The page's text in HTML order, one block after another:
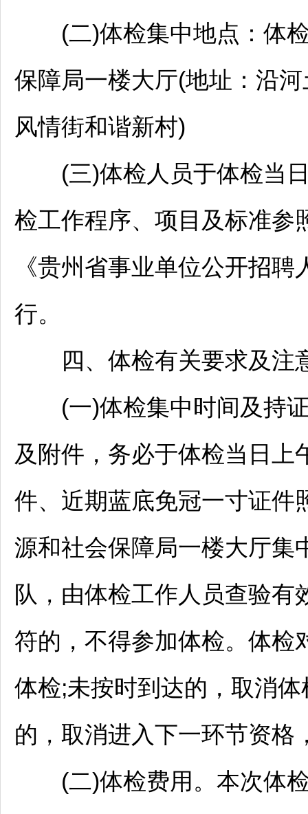
(二)体检集中地点：体
保障局一楼大厅(地址： 沿河
风情街和谐新村)
(三)体检人员于体检当日
检工作程序、项目及标准参
《贵州省事业单位公开招聘
行。
四、体检有关要求及注
(一)体检集中时间及持证
及附件，务必于体检当日上
件、近期蓝底免冠一寸证件
源和社会保障局一楼大厅集
队，由体检工作人员查验有
符的，不得参加体检。体检
体检;未按时到达的，取消
的，取消进入下一环节资格
(二)体检费用。本次体检